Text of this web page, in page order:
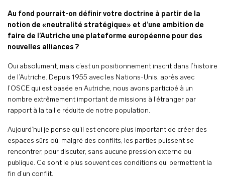
Au fond pourrait-on définir votre doctrine à partir de la
notion de «neutralité stratégique» et d’une ambition de
faire de l’Autriche une plateforme européenne pour des
nouvelles alliances ?
Oui absolument, mais c’est un positionnement inscrit dans l’histoire
de l’Autriche. Depuis 1955 avec les Nations-Unis, après avec
l’OSCE qui est basée en Autriche, nous avons participé à un
nombre extrêmement important de missions à l’étranger par
rapport à la taille réduite de notre population.
Aujourd’hui je pense qu’il est encore plus important de créer des
espaces sûrs où, malgré des conflits, les parties puissent se
rencontrer, pour discuter, sans aucune pression externe ou
publique. Ce sont le plus souvent ces conditions qui permettent la
fin d’un conflit.